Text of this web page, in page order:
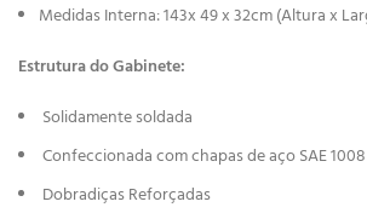
Medidas Interna: 143x 49 x 32cm (Altura x
Estrutura do Gabinete:
Solidamente soldada
Confeccionada com chapas de aço SAE 1008
Dobradiças Reforçadas